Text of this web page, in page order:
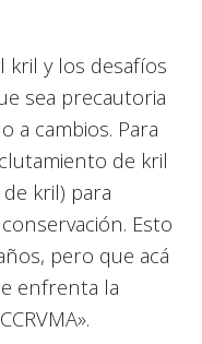
kril y los desafíos
sea precautoria
a cambios. Para
de kril
kril) para
Esto
pero que acá
enfrenta la